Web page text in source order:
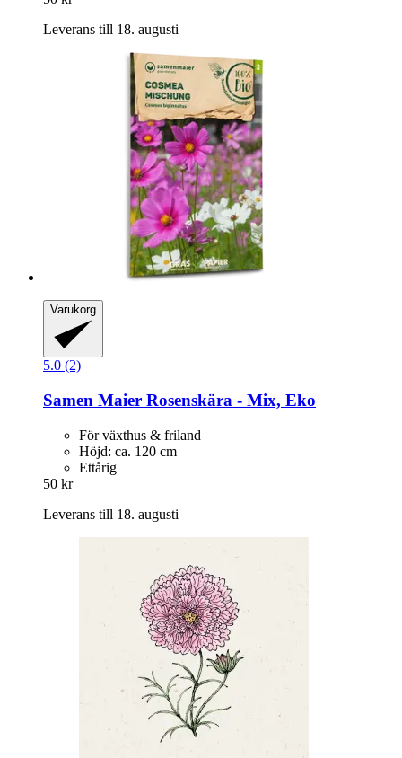
Leverans till 18. augusti
Varukorg
5.0 (2)
Samen Maier Rosenskära -​ Mix, Eko
För växthus & friland
Höjd: ca. 120 cm
Ettårig
50 kr
Leverans till 18. augusti